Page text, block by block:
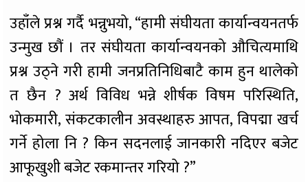
उहाँले प्रश्न गर्दै भन्नुभयो, “हामी संघीयता कार्यान्वयनतर्फ
उन्मुख छौं । तर संघीयता कार्यान्वयनको औचित्यमाथि
प्रश्न उठ्ने गरी हामी जनप्रतिनिधिबाटै काम हुन थालेको
त छैन ? अर्थ विविध भन्ने शीर्षक विषम परिस्थिति,
भोकमारी, संकटकालीन अवस्थाहरु आपत, विपद्मा खर्च
गर्ने होला नि ? किन सदनलाई जानकारी नदिएर बजेट
आफूखुशी बजेट रकमान्तर गरियो ?”